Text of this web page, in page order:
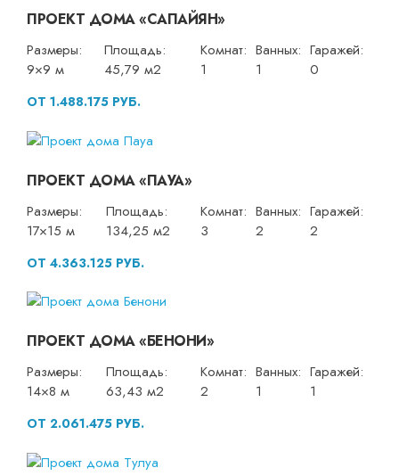
ПРОЕКТ ДОМА «САПАЙЯН»
Размеры:
9×9 м
Площадь:
45,79 м2
Комнат:
1
Ванных:
1
Гаражей:
0
ОТ 1.488.175 РУБ.
ПРОЕКТ ДОМА «ПАУА»
Размеры:
17×15 м
Площадь:
134,25 м2
Комнат:
3
Ванных:
2
Гаражей:
2
ОТ 4.363.125 РУБ.
ПРОЕКТ ДОМА «БЕНОНИ»
Размеры:
14×8 м
Площадь:
63,43 м2
Комнат:
2
Ванных:
1
Гаражей:
1
ОТ 2.061.475 РУБ.